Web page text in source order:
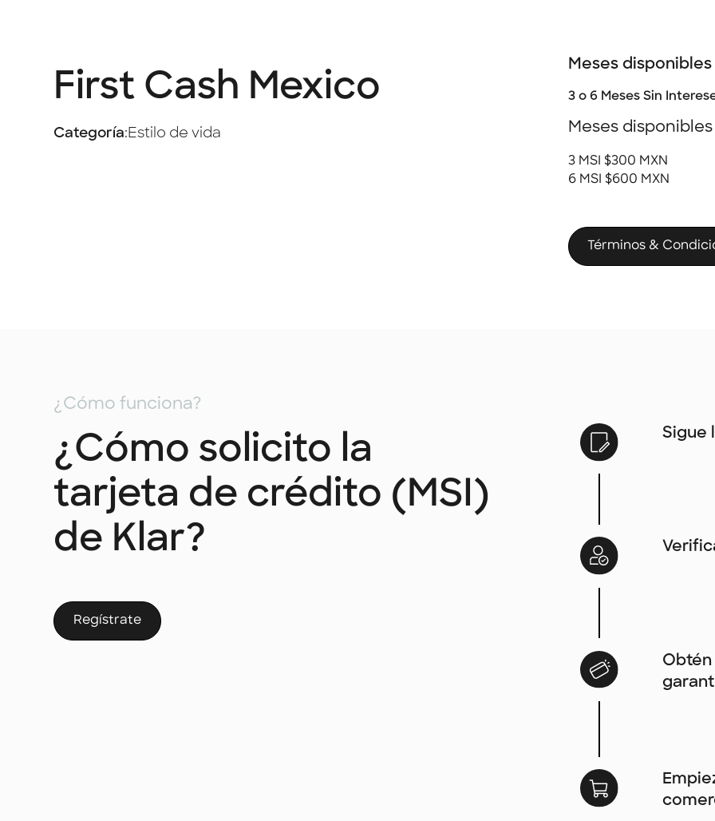
First Cash Mexico
Categoría:Estilo de vida
Meses disponibles
3 o 6 Meses Sin
Meses disponibles
3 MSI $300 MXN
6 MSI $600 MXN
Términos &
¿Cómo funciona?
¿Cómo solicito la
tarjeta de crédito (MSI)
de Klar?
Regístrate
Sigue
Obtén